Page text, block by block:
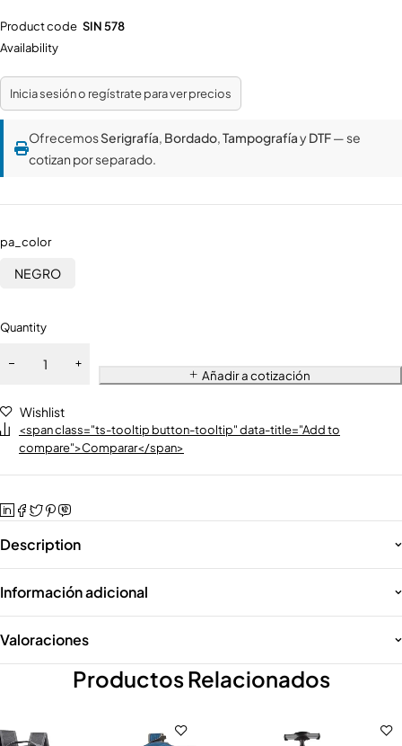
Product code SIN 578
Availability
Inicia sesión o regístrate para ver precios
OfrecemosSerigrafía, Bordado,TampografíayDTF— se
cotizan por separado.
pa_color
NEGRO
Quantity
Añadir a cotización
Wishlist
<span class="ts-tooltip button-tooltip" data-title="Add to
compare">Comparar</span>
Description
Información adicional
Valoraciones
Productos Relacionados